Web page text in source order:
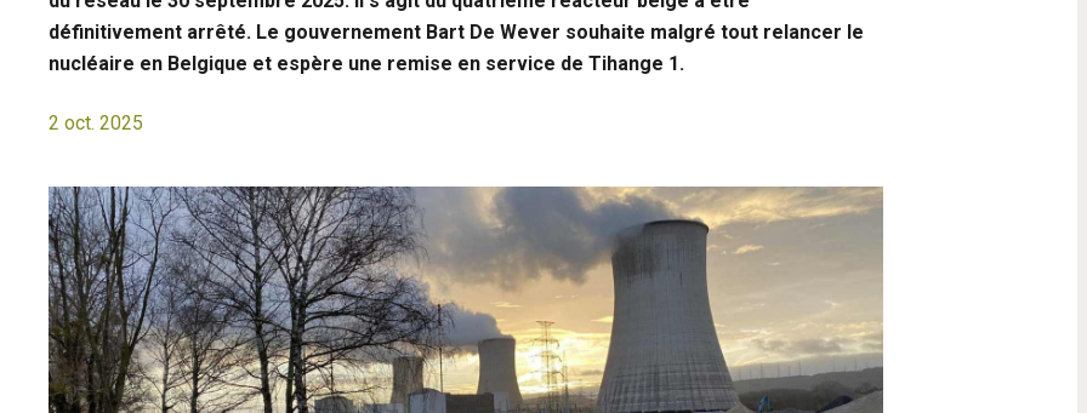
définitivement arrêté. Le gouvernement Bart De Wever souhaite malgré tout relancer le
nucléaire en Belgique et espère une remise en service de Tihange 1.
2 oct. 2025